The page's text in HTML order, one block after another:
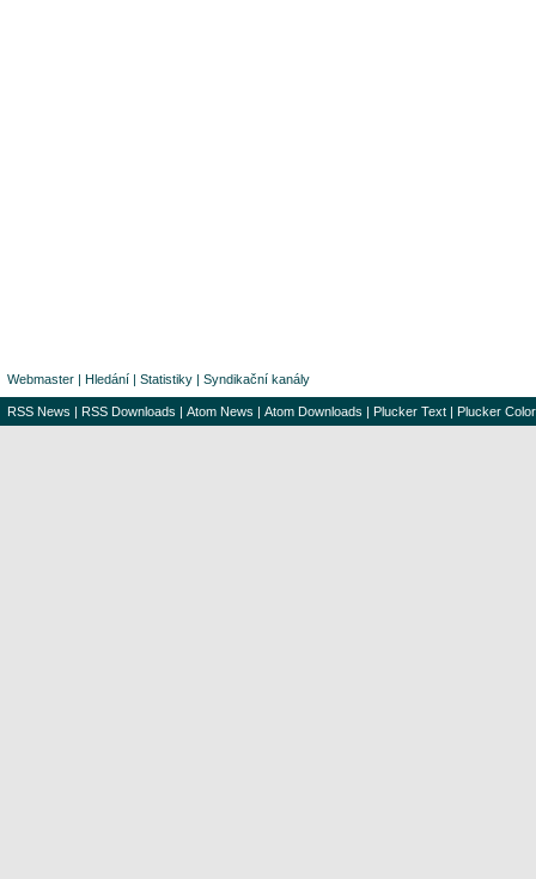
Webmaster | Hledání | Statistiky | Syndikační kanály
RSS News | RSS Downloads | Atom News | Atom Downloads | Plucker Text | Plucker Color